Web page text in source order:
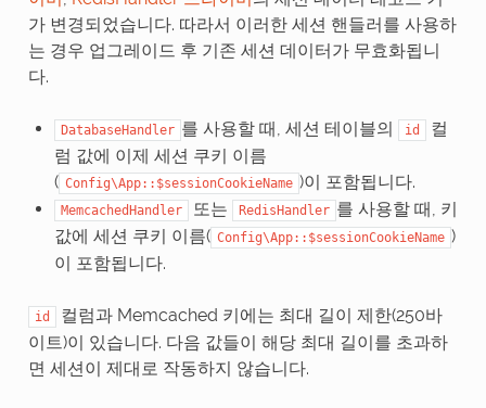
가 변경되었습니다. 따라서 이러한 세션 핸들러를 사용하
는 경우 업그레이드 후 기존 세션 데이터가 무효화됩니
다.
DatabaseHandler 를 사용할 때, 세션 테이블의 id
컬
럼 값에 이제 세션 쿠키 이름
( Config\App::$sessionCookieName )이 포함됩니다.
MemcachedHandler 또는 RedisHandler 를 사용할 때, 키
값에 세션 쿠키 이름( Config\App::$sessionCookieName )
이 포함됩니다.
id
컬럼과 Memcached 키에는 최대 길이 제한(250바
이트)이 있습니다. 다음 값들이 해당 최대 길이를 초과하
면 세션이 제대로 작동하지 않습니다.